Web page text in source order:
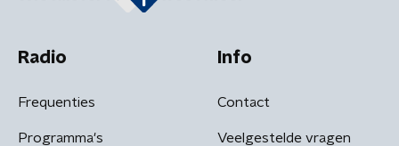
Radio
Frequenties
Programma's
Info
Contact
Veelgestelde vragen